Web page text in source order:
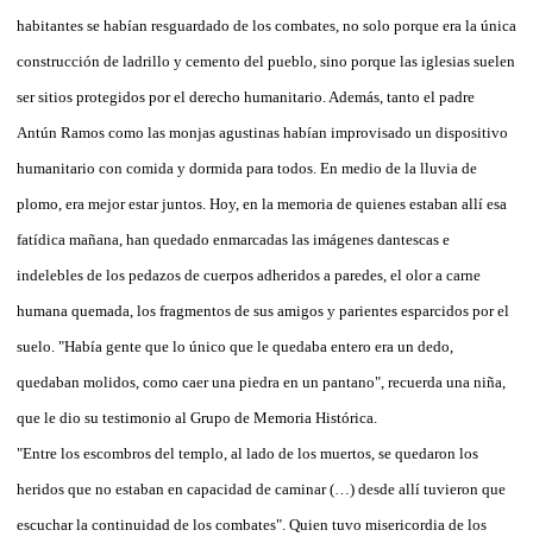
habitantes se habían resguardado de los combates, no solo porque era la única
construcción de ladrillo y cemento del pueblo, sino porque las iglesias suelen
ser sitios protegidos por el derecho humanitario. Además, tanto el padre
Antún Ramos como las monjas agustinas habían improvisado un dispositivo
humanitario con comida y dormida para todos. En medio de la lluvia de
plomo, era mejor estar juntos. Hoy, en la memoria de quienes estaban allí esa
fatídica mañana, han quedado enmarcadas las imágenes dantescas e
indelebles de los pedazos de cuerpos adheridos a paredes, el olor a carne
humana quemada, los fragmentos de sus amigos y parientes esparcidos por el
suelo. "Había gente que lo único que le quedaba entero era un dedo,
quedaban molidos, como caer una piedra en un pantano", recuerda una niña,
que le dio su testimonio al Grupo de Memoria Histórica.
"Entre los escombros del templo, al lado de los muertos, se quedaron los
heridos que no estaban en capacidad de caminar (…) desde allí tuvieron que
escuchar la continuidad de los combates". Quien tuvo misericordia de los